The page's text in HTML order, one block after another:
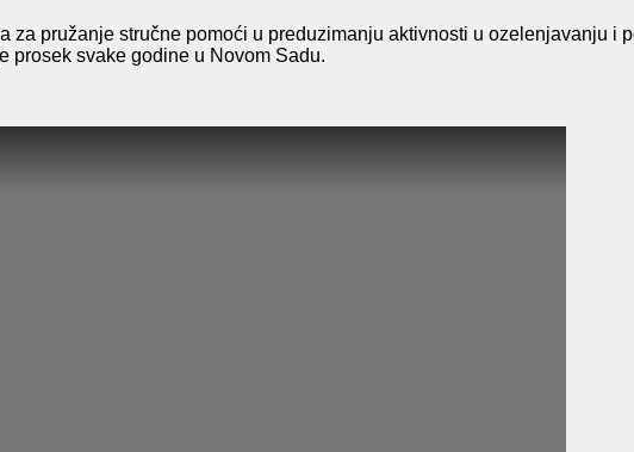
pružanje stručne pomoći u preduzimanju aktivnosti u ozelenjavanju i
prosek svake godine u Novom Sadu.